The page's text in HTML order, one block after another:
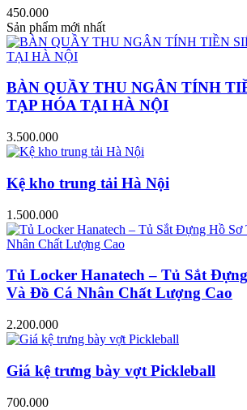
450.000
Sản phẩm mới nhất
BÀN QUẦY THU NGÂN TÍNH
TẠP HÓA TẠI HÀ NỘI
3.500.000
Kệ kho trung tải Hà Nội
1.500.000
Tủ Locker Hanatech – Tủ Sắt
Và Đồ Cá Nhân Chất Lượng Cao
2.200.000
Giá kệ trưng bày vợt Pickleball
700.000